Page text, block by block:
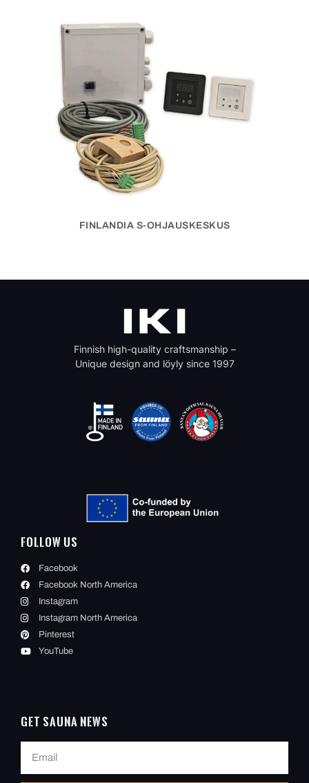
FINLANDIA S-OHJAUSKESKUS
Finnish high-quality craftsmanship –
Unique design and löyly since 1997
Follow Us
Facebook
Facebook North America
Instagram
Instagram North America
Pinterest
YouTube
Get Sauna News